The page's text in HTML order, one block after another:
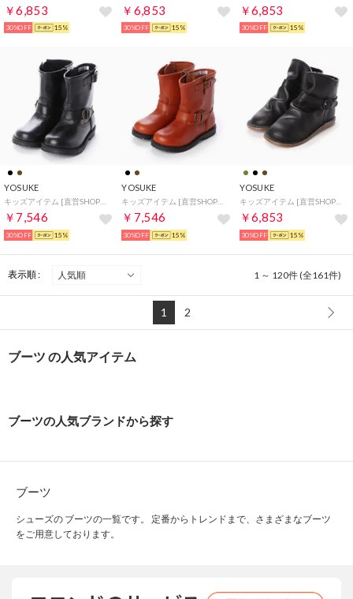
￥6,853
30%OFF 15%
￥6,853
30%OFF 15%
￥6,853
30%OFF 15%
YOSUKE
￥7,546
30%OFF 15%
YOSUKE
￥7,546
30%OFF 15%
YOSUKE
キッズアイテム [直営SHOP限定モデル]本革ブーツ （ブラック）
￥6,853
30%OFF 15%
表示順 : 1 ～ 120件 (全161件)
1 2
ブーツ の人気アイテム
ブーツの人気ブランドから探す
ブーツ
シューズの ブーツの一覧です。 定番からトレンドまで、さまざまなブーツ
をご用意しております。